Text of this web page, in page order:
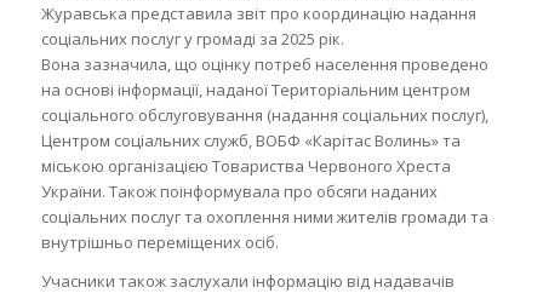
Журавська представила звіт про координацію надання
соціальних послуг у громаді за 2025 рік.
Вона зазначила, що оцінку потреб населення проведено
на основі інформації, наданої Територіальним центром
соціального обслуговування (надання соціальних послуг),
Центром соціальних служб, ВОБФ «Карітас Волинь» та
міською організацією Товариства Червоного Хреста
України. Також поінформувала про обсяги наданих
соціальних послуг та охоплення ними жителів громади та
внутрішньо переміщених осіб.
Учасники також заслухали інформацію від надавачів